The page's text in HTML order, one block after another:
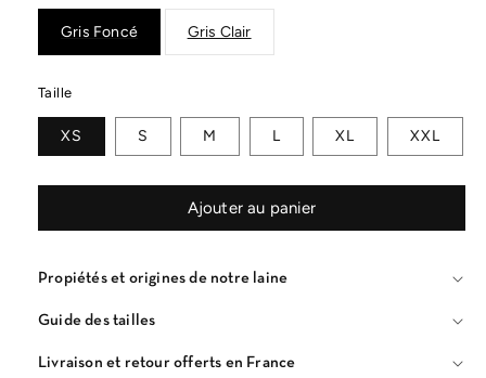
Gris Foncé Gris Clair
Taille
XS S M L XL XXL
Ajouter au panier
Propiétés et origines de notre laine
Guide des tailles
Livraison et retour offerts en France